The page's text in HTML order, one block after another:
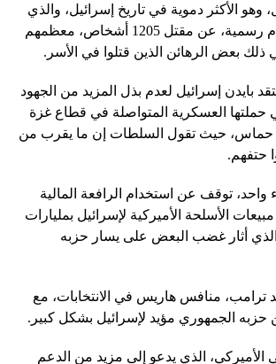
وهو الأكثر دموية في تاريخ إسرائيل، والذي
أسفر، بحسب أرقام رسمية، عن مقتل 1205 أشخاص، معظمهم
ذلك بعض الرهائن الذين قتلوا في الأسر.
بايدن إسرائيل لعدم بذل المزيد من الجهود
حملتها العسكرية المتواصلة في قطاع غزة
حماس، حيث تقول السلطات إن ما يقرب من
واحد، توقف عن استخدام الرافعة المالية
مبيعات الأسلحة الأميركية لإسرائيل بمليارات
الذي أثار غضب البعض على يسار حزبه
ترامب، منافس هاريس في الانتخابات، مع
حزبه الجمهوري مؤيد لإسرائيل بشكل كبير.
الأميركي، الذي يدعو إلى مزيد من الدعم